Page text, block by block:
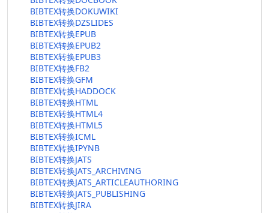
BIBTEX转换DOKUWIKI
BIBTEX转换DZSLIDES
BIBTEX转换EPUB
BIBTEX转换EPUB2
BIBTEX转换EPUB3
BIBTEX转换FB2
BIBTEX转换GFM
BIBTEX转换HADDOCK
BIBTEX转换HTML
BIBTEX转换HTML4
BIBTEX转换HTML5
BIBTEX转换ICML
BIBTEX转换IPYNB
BIBTEX转换JATS
BIBTEX转换JATS_ARCHIVING
BIBTEX转换JATS_ARTICLEAUTHORING
BIBTEX转换JATS_PUBLISHING
BIBTEX转换JIRA